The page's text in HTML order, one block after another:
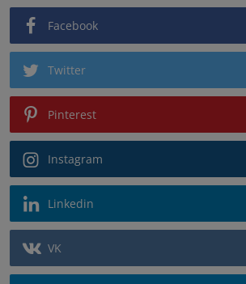
Facebook
Twitter
Pinterest
Instagram
Linkedin
VK